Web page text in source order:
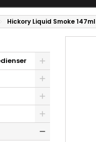
Hickory Liquid Smoke 147ml